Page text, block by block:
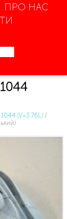
ПРО НАС
(V=3.76L) /